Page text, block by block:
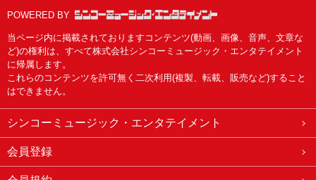
POWERED BY
当ページ内に掲載されておりますコンテンツ(動画、画像、音声、文章な
ど)の権利は、すべて株式会社シンコーミュージック・エンタテイメント
に帰属します。
これらのコンテンツを許可無く二次利用(複製、転載、販売など)すること
はできません。
シンコーミュージック・エンタテイメント
会員登録